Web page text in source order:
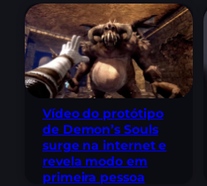
Vídeo do protótipo
de Demon’s Souls
surge na internet e
revela modo em
primeira pessoa